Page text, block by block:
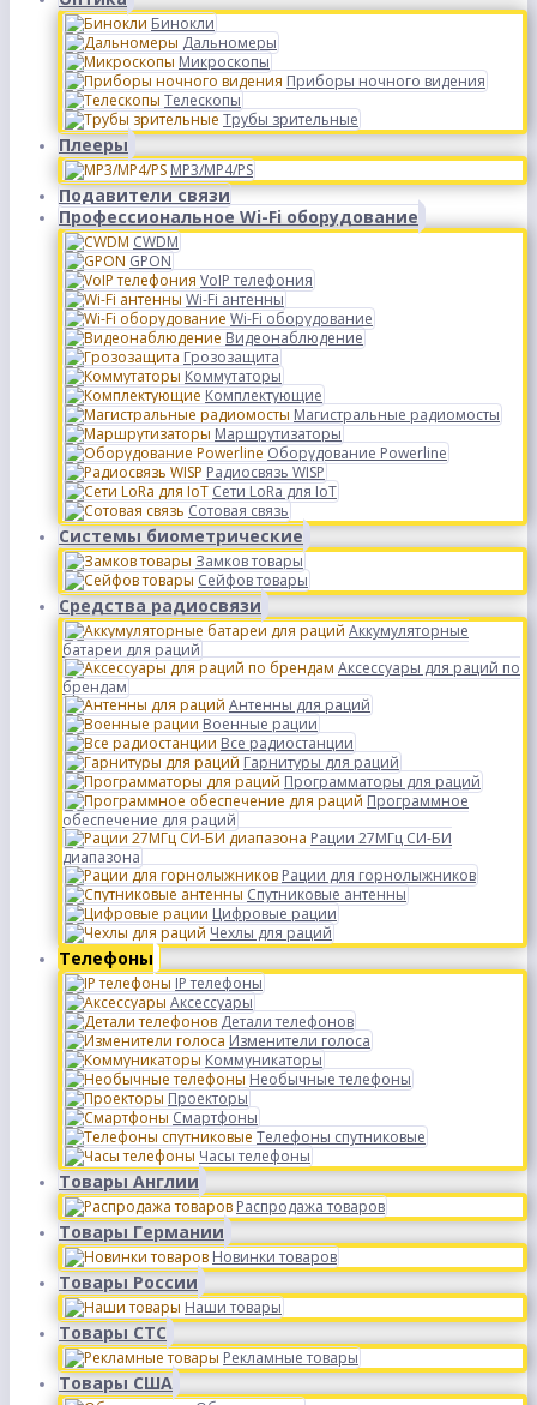
Бинокли
Дальномеры
Микроскопы
Приборы ночного видения
Телескопы
Трубы зрительные
Плееры
MP3/MP4/PS
Подавители связи
Профессиональное Wi-Fi оборудование
CWDM
GPON
VoIP телефония
Wi-Fi антенны
Wi-Fi оборудование
Видеонаблюдение
Грозозащита
Коммутаторы
Комплектующие
Магистральные радиомосты
Маршрутизаторы
Оборудование Powerline
Радиосвязь WISP
Сети LoRa для IoT
Сотовая связь
Системы биометрические
Замков товары
Сейфов товары
Средства радиосвязи
Аккумуляторные
батареи для раций
Аксессуары для раций по
брендам
Антенны для раций
Военные рации
Все радиостанции
Гарнитуры для раций
Программаторы для раций
Программное
обеспечение для раций
Рации 27МГц СИ-БИ
диапазона
Рации для горнолыжников
Спутниковые антенны
Цифровые рации
Чехлы для раций
Телефоны
IP телефоны
Аксессуары
Детали телефонов
Изменители голоса
Коммуникаторы
Необычные телефоны
Проекторы
Смартфоны
Телефоны спутниковые
Часы телефоны
Товары Англии
Распродажа товаров
Товары Германии
Новинки товаров
Товары России
Наши товары
Товары СТС
Рекламные товары
Товары США